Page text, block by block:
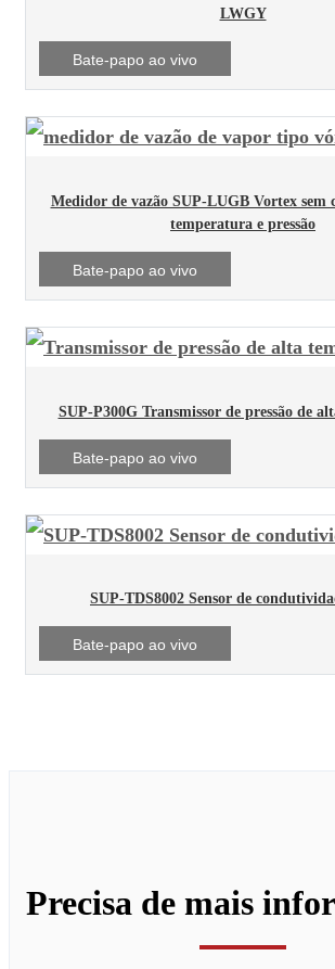
LWGY
Bate-papo ao vivo
Medidor de vazão SUP-LUGB Vortex sem
temperatura e pressão
Bate-papo ao vivo
SUP-P300G Transmissor de pressão de
Bate-papo ao vivo
SUP-TDS8002 Sensor de
Bate-papo ao vivo
Precisa de mais